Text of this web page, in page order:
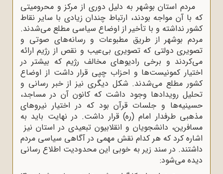
مردم استان بوشهر به دلیل دوری از مرکز و محرومیتی
که با آن مواجه بودند، ارتباط چندان زیادی با سایر نقاط
کشور نداشته و با تأخیر از اوضاع سیاسی مطلع می‌شدند.
مردم بوشهر از طریق مطبوعات و رسانه‌های صوتی و
تصویری دولتی که تصویری بی‌عیب و نقص از رژیم ارائه
می‌کردند و برخی رادیوهای مخالف رژیم که بیشتر در
اختیار کمونیست‌ها و احزاب چپی قرار داشت از اوضاع
کشور مطلع می‌شدند. شکل دیگری نیز از خبر رسانی و
تحلیل رویدادها وجود داشت که کانون آن در مساجد،
حسینیه‌ها و جلسات قرآن بود که در اختیار نیروهای
مذهبی طرفدار امام (ره) قرار داشت. در نهایت باید به
مسافرین، دانشجویان و انقلابیون تبعیدی در استان نیز
اشاره کرد که هر کدام نقش مهمی در آگاهی سیاسی مردم
داشتند. در سند زیر به خوبی این محدودیت اطلاع رسانی
دیده می‌شود: